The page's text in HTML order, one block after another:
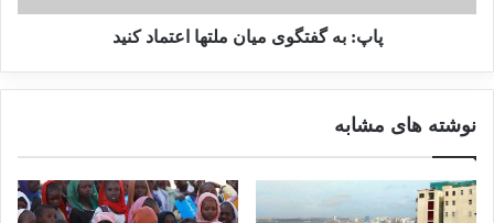
سال 2022: افغانستان همچنان در
صدر متاثرین از تروریسم
بررسی فیلم‌ها و سریال‌های ایرانی
با موضوع داعش
پاپ: به گفتگوی میان ملتها اعتماد کنید
نوشته های مشابه